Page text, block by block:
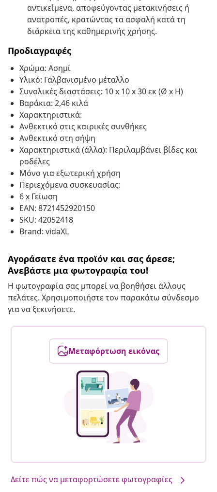
αντικείμενα, αποφεύγοντας μετακινήσεις ή
ανατροπές, κρατώντας τα ασφαλή κατά τη
διάρκεια της καθημερινής χρήσης.
Προδιαγραφές
Χρώμα: Ασημί
Υλικό: Γαλβανισμένο μέταλλο
Συνολικές διαστάσεις: 10 x 10 x 30 εκ (Ø x H)
Βαράκια: 2,46 κιλά
Χαρακτηριστικά:
Ανθεκτικό στις καιρικές συνθήκες
Ανθεκτικό στη σήψη
Χαρακτηριστικά (άλλα): Περιλαμβάνει βίδες και
ροδέλες
Μόνο για εξωτερική χρήση
Περιεχόμενα συσκευασίας:
6 x Γείωση
EAN: 8721452920150
SKU: 42052418
Brand: vidaXL
Αγοράσατε ένα προϊόν και σας άρεσε;
Ανεβάστε μια φωτογραφία του!
Η φωτογραφία σας μπορεί να βοηθήσει άλλους
πελάτες. Χρησιμοποιήστε τον παρακάτω σύνδεσμο
για να ξεκινήσετε.
Μεταφόρτωση εικόνας
Δείτε πώς να μεταφορτώσετε φωτογραφίες